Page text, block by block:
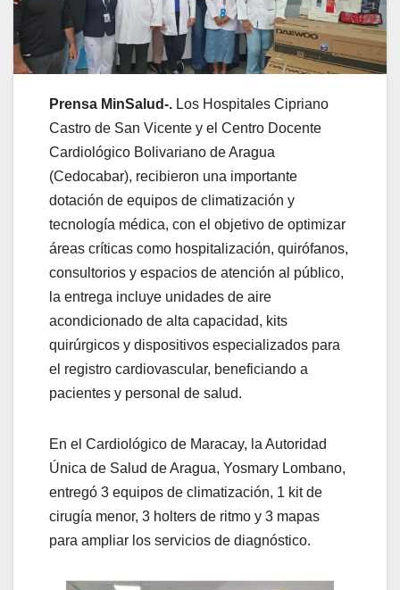
Prensa MinSalud-. Los Hospitales Cipriano
Castro de San Vicente y el Centro Docente
Cardiológico Bolivariano de Aragua
(Cedocabar), recibieron una importante
dotación de equipos de climatización y
tecnología médica, con el objetivo de optimizar
áreas críticas como hospitalización, quirófanos,
consultorios y espacios de atención al público,
la entrega incluye unidades de aire
acondicionado de alta capacidad, kits
quirúrgicos y dispositivos especializados para
el registro cardiovascular, beneficiando a
pacientes y personal de salud.
En el Cardiológico de Maracay, la Autoridad
Única de Salud de Aragua, Yosmary Lombano,
entregó 3 equipos de climatización, 1 kit de
cirugía menor, 3 holters de ritmo y 3 mapas
para ampliar los servicios de diagnóstico.